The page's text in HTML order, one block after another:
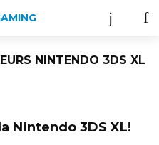
NINTENDO 3DS XL
Nintendo 3DS XL!